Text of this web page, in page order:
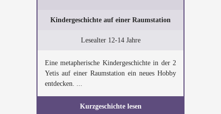
Kindergeschichte auf einer Raumstation
Lesealter 12-14 Jahre
Eine metapherische Kindergeschichte in der 2
Yetis auf einer Raumstation ein neues Hobby
entdecken. ...
Kurzgeschichte lesen